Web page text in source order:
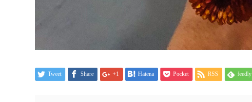
Tweet Share +1 Hatena Pocket RSS feedly